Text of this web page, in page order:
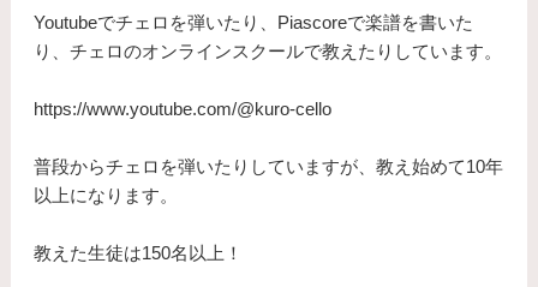
Youtubeでチェロを弾いたり、Piascoreで楽譜を書いた
り、チェロのオンラインスクールで教えたりしています。
https://www.youtube.com/@kuro-cello
普段からチェロを弾いたりしていますが、教え始めて10年
以上になります。
​教えた生徒は150名以上！